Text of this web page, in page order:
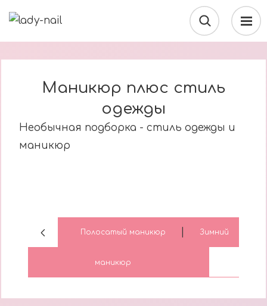
Маникюр плюс стиль
одежды
Необычная подборка - стиль одежды и
маникюр
Полосатый маникюр Зимний
маникюр